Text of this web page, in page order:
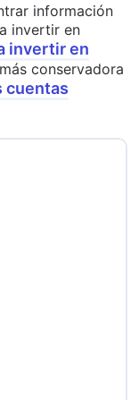
información
invertir en
invertir en
conservadora
cuentas